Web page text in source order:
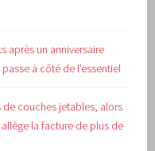
après un anniversaire
à côté de l’essentiel
de couches jetables, alors
la facture de plus de